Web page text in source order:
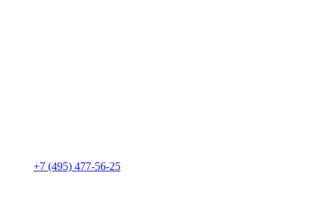
+7 (495) 477-56-25